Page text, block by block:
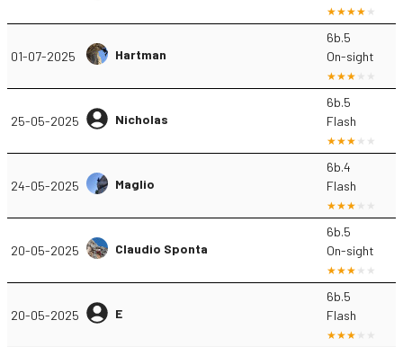
01-07-2025 Hartman
6b.5
On-sight
25-05-2025 Nicholas
6b.5
Flash
24-05-2025 Maglio
6b.4
Flash
20-05-2025 Claudio Sponta
6b.5
On-sight
20-05-2025 E
6b.5
Flash